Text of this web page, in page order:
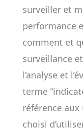
surveiller et
performance
comment et
surveillance
l’analyse et
terme
référence aux
choisi